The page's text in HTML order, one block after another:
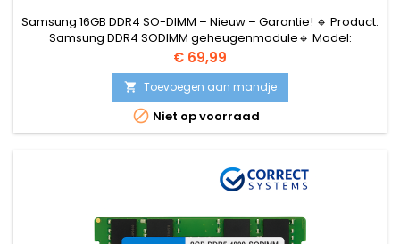
Samsung 16GB DDR4 SO-DIMM – Nieuw – Garantie! 🔹 Product:
Samsung DDR4 SODIMM geheugenmodule🔹 Model:
M471A2K43CB1-CRC🔹 Capaciteit: 16GB🔹 Snelheid: PC4-
2400T (2400 MHz)🔹 Type: DDR4 SO-DIMM
(laptopgeheugen)🔹 Spanning: 1.2V🔹 Staat: Nieuw
Prijs
€ 69,99
 Toevoegen aan mandje
 Niet op voorraad